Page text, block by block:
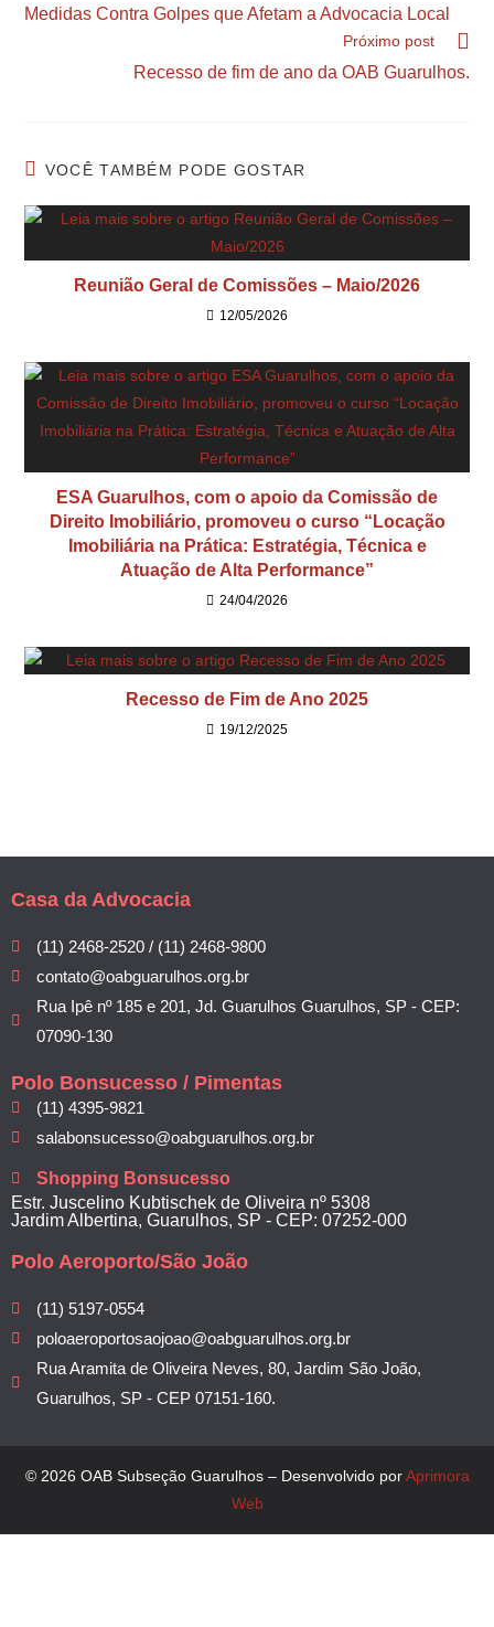
Medidas Contra Golpes que Afetam a Advocacia Local
Próximo post
Recesso de fim de ano da OAB Guarulhos.
VOCÊ TAMBÉM PODE GOSTAR
Reunião Geral de Comissões – Maio/2026
12/05/2026
ESA Guarulhos, com o apoio da Comissão de
Direito Imobiliário, promoveu o curso “Locação
Imobiliária na Prática: Estratégia, Técnica e
Atuação de Alta Performance”
24/04/2026
Recesso de Fim de Ano 2025
19/12/2025
Casa da Advocacia
(11) 2468-2520 / (11) 2468-9800
contato@oabguarulhos.org.br
Rua Ipê nº 185 e 201, Jd. Guarulhos Guarulhos, SP - CEP:
07090-130
Polo Bonsucesso / Pimentas
(11) 4395-9821
salabonsucesso@oabguarulhos.org.br
Shopping Bonsucesso
Estr. Juscelino Kubtischek de Oliveira nº 5308
Jardim Albertina, Guarulhos, SP - CEP: 07252-000
Polo Aeroporto/São João
(11) 5197-0554
poloaeroportosaojoao@oabguarulhos.org.br
Rua Aramita de Oliveira Neves, 80, Jardim São João,
Guarulhos, SP - CEP 07151-160.
© 2026 OAB Subseção Guarulhos – Desenvolvido porAprimora
Web